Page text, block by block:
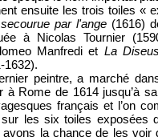
ensuite les trois toiles «
par l'ange (1616)
à Nicolas Tournier
Manfredi et La
1632).
peintre, a marché
à Rome de 1614 jusqu’à
français et l’on
les six toiles exposées
avons la chance de les voir